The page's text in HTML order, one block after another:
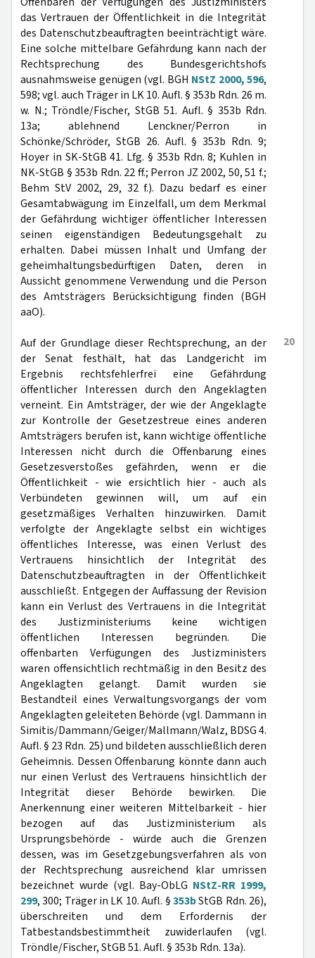
das Vertrauen der Öffentlichkeit in die Integrität
des Datenschutzbeauftragten beeinträchtigt wäre.
Eine solche mittelbare Gefährdung kann nach der
Rechtsprechung des Bundesgerichtshofs
ausnahmsweise genügen (vgl. BGH NStZ 2000, 596,
598; vgl. auch Träger in LK 10. Aufl. § 353b Rdn. 26 m.
w. N.; Tröndle/Fischer, StGB 51. Aufl. § 353b Rdn.
13a; ablehnend Lenckner/Perron in
Schönke/Schröder, StGB 26. Aufl. § 353b Rdn. 9;
Hoyer in SK-StGB 41. Lfg. § 353b Rdn. 8; Kuhlen in
NK-StGB § 353b Rdn. 22 ff.; Perron JZ 2002, 50, 51 f.;
Behm StV 2002, 29, 32 f.). Dazu bedarf es einer
Gesamtabwägung im Einzelfall, um dem Merkmal
der Gefährdung wichtiger öffentlicher Interessen
seinen eigenständigen Bedeutungsgehalt zu
erhalten. Dabei müssen Inhalt und Umfang der
geheimhaltungsbedürftigen Daten, deren in
Aussicht genommene Verwendung und die Person
des Amtsträgers Berücksichtigung finden (BGH
aaO).
20
Auf der Grundlage dieser Rechtsprechung, an der
der Senat festhält, hat das Landgericht im
Ergebnis rechtsfehlerfrei eine Gefährdung
öffentlicher Interessen durch den Angeklagten
verneint. Ein Amtsträger, der wie der Angeklagte
zur Kontrolle der Gesetzestreue eines anderen
Amtsträgers berufen ist, kann wichtige öffentliche
Interessen nicht durch die Offenbarung eines
Gesetzesverstoßes gefährden, wenn er die
Öffentlichkeit - wie ersichtlich hier - auch als
Verbündeten gewinnen will, um auf ein
gesetzmäßiges Verhalten hinzuwirken. Damit
verfolgte der Angeklagte selbst ein wichtiges
öffentliches Interesse, was einen Verlust des
Vertrauens hinsichtlich der Integrität des
Datenschutzbeauftragten in der Öffentlichkeit
ausschließt. Entgegen der Auffassung der Revision
kann ein Verlust des Vertrauens in die Integrität
des Justizministeriums keine wichtigen
öffentlichen Interessen begründen. Die
offenbarten Verfügungen des Justizministers
waren offensichtlich rechtmäßig in den Besitz des
Angeklagten gelangt. Damit wurden sie
Bestandteil eines Verwaltungsvorgangs der vom
Angeklagten geleiteten Behörde (vgl. Dammann in
Simitis/Dammann/Geiger/Mallmann/Walz, BDSG 4.
Aufl. § 23 Rdn. 25) und bildeten ausschließlich deren
Geheimnis. Dessen Offenbarung könnte dann auch
nur einen Verlust des Vertrauens hinsichtlich der
Integrität dieser Behörde bewirken. Die
Anerkennung einer weiteren Mittelbarkeit - hier
bezogen auf das Justizministerium als
Ursprungsbehörde - würde auch die Grenzen
dessen, was im Gesetzgebungsverfahren als von
der Rechtsprechung ausreichend klar umrissen
bezeichnet wurde (vgl. Bay-ObLG NStZ-RR 1999,
299, 300; Träger in LK 10. Aufl. §353bStGB Rdn. 26),
überschreiten und dem Erfordernis der
Tatbestandsbestimmtheit zuwiderlaufen (vgl.
Tröndle/Fischer, StGB 51. Aufl. § 353b Rdn. 13a).